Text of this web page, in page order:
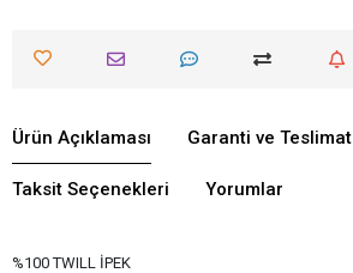
Ürün Açıklaması Garanti ve Teslimat
Taksit Seçenekleri Yorumlar
%100 TWILL İPEK